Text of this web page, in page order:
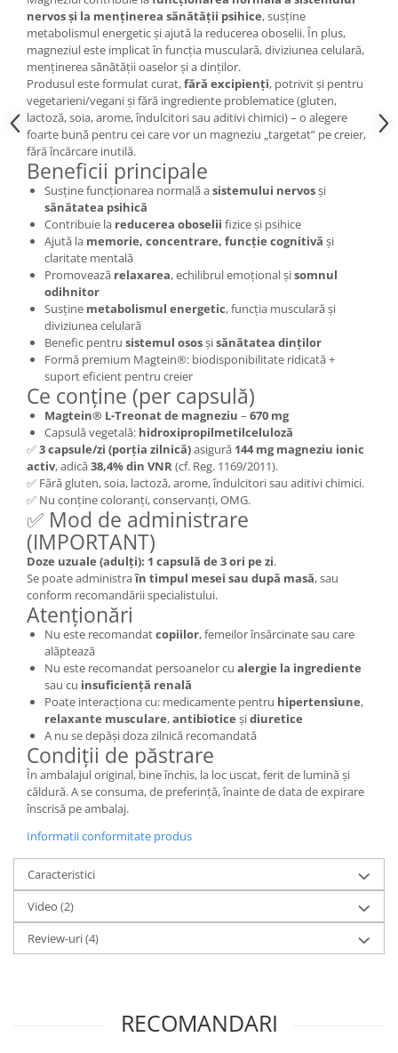
Cătină
Chlorella
Colina
Electroliti
Produse Apicole
Cacao
nervos și la menținerea sănătății psihice, susține
metabolismul energetic și ajută la reducerea oboselii. În plus,
magneziul este implicat în funcția musculară, diviziunea celulară,
menținerea sănătății oaselor și a dinților.
Produsul este formulat curat,fără excipienți, potrivit și pentru
vegetarieni/vegani și fără ingrediente problematice (gluten,
lactoză, soia, arome, îndulcitori sau aditivi chimici) – o alegere
foarte bună pentru cei care vor un magneziu „targetat” pe creier,
fără încărcare inutilă.
Beneficii principale
Susține funcționarea normală asistemului nervosși
sănătatea psihică
Contribuie la reducerea oboselii fizice și psihice
Ajută la memorie, concentrare, funcție cognitivă și
claritate mentală
Promovează relaxarea, echilibrul emoțional șisomnul
odihnitor
Susține metabolismul energetic, funcția musculară și
diviziunea celulară
Benefic pentru sistemul ososșisănătatea dinților
Formă premium Magtein®: biodisponibilitate ridicată +
suport eficient pentru creier
Ce conține (per capsulă)
Magtein® L-Treonat de magneziu – 670 mg
Capsulă vegetală: hidroxipropilmetilceluloză
✅3 capsule/zi (porția zilnică)asigură 144 mg magneziu ionic
activ, adică38,4% din VNR(cf. Reg. 1169/2011).
✅ Fără gluten, soia, lactoză, arome, îndulcitori sau aditivi chimici.
✅ Nu conține coloranți, conservanți, OMG.
✅ Mod de administrare
(IMPORTANT)
Doze uzuale (adulți): 1 capsulă de 3 ori pe zi.
Se poate administraîn timpul mesei sau după masă, sau
conform recomandării specialistului.
Atenționări
Nu este recomandatcopiilor, femeilor însărcinate sau care
alăptează
Nu este recomandat persoanelor cu alergie la ingrediente
sau cu insuficiență renală
Poate interacționa cu: medicamente pentru hipertensiune,
relaxante musculare,antibiotice șidiuretice
A nu se depăși doza zilnică recomandată
Condiții de păstrare
În ambalajul original, bine închis, la loc uscat, ferit de lumină și
căldură. A se consuma, de preferință, înainte de data de expirare
înscrisă pe ambalaj.
Informatii conformitate produs
Caracteristici
Video (2)
Review-uri(4)
RECOMANDARI